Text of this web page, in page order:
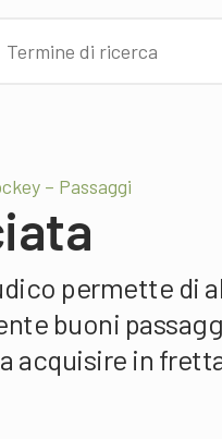
– Passaggi
permette di
buoni
acquisire in